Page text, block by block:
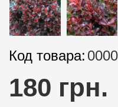
Код товара:
180 грн.